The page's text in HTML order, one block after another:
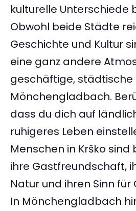
kulturelle Unterschiede
Obwohl beide Städte
Geschichte und Kultur
eine ganz andere
geschäftige, städtische
Mönchengladbach.
dass du dich auf
ruhigeres Leben
Menschen in Krško
ihre Gastfreundschaft,
Natur und ihren Sinn
In Mönchengladbach